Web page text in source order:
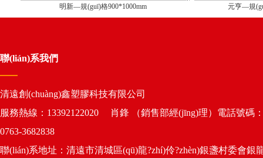
明新—規(guī)格900*1000mm 元亨—規
聯(lián)系我們
清遠創(chuàng)鑫塑膠科技有限公司
服務熱線：13392122020 肖鋒 （銷售部經(jīng)理）電話號碼
0763-3682838
聯(lián)系地址：清遠市清城區(qū)龍?zhí)伶?zhèn)銀盞村委會銀